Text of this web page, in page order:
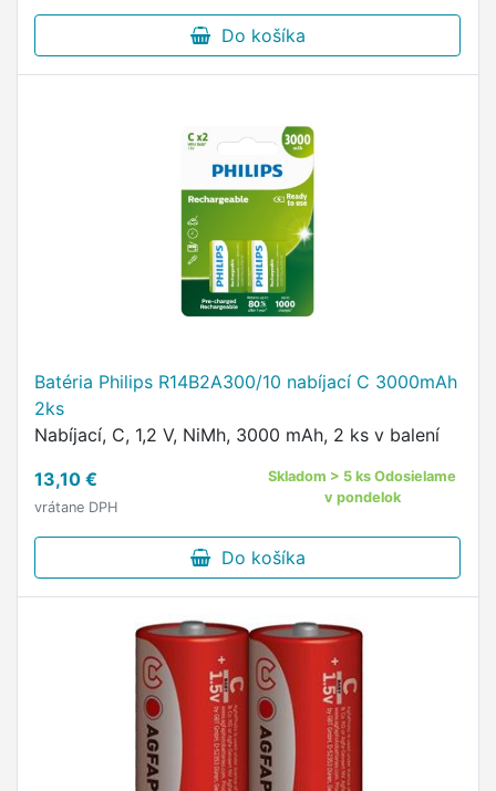
Do košíka
Batéria Philips R14B2A300/10 nabíjací C 3000mAh
2ks
Nabíjací, C, 1,2 V, NiMh, 3000 mAh, 2 ks v balení
13,10 €
vrátane DPH
Skladom > 5 ks Odosielame
v pondelok
Do košíka